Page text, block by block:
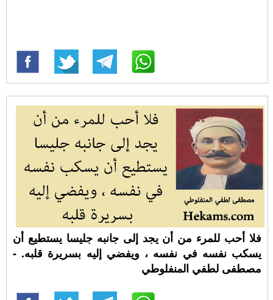
فلا أحب للمرء من أن يجد إلى جانبه جليسا يستطيع أن
يسكب نفسه في نفسه ، ويفضي إليه بسريرة قلبه. -
مصطفى لطفي المنفلوطي